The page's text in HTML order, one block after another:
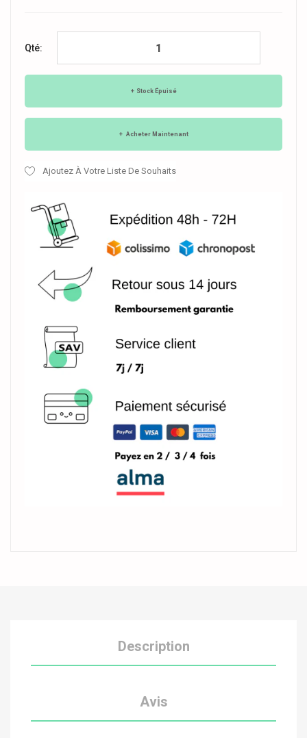
Qté:
Stock Épuisé
Acheter Maintenant
Ajoutez À Votre Liste De Souhaits
Description
Avis